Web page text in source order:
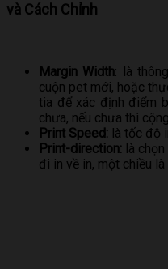
và Cách Chỉnh
Margin Width: là
cuộn pet mới, hoặc
tia để xác định điểm
chưa, nếu chưa thì
Print Speed: là tốc độ
Print-direction: là
đi in về in, một chiều